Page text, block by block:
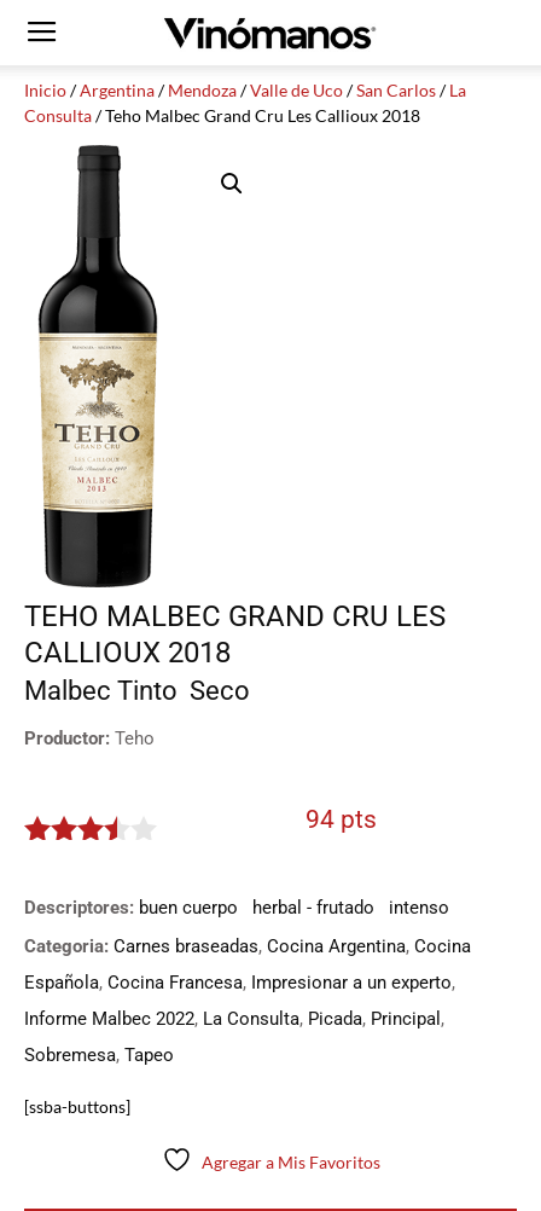
Inicio/Argentina/Mendoza/Valle de Uco/San Carlos/La
Consulta/ Teho Malbec Grand Cru Les Callioux 2018
TEHO MALBEC GRAND CRU LES
CALLIOUX 2018
Malbec Tinto Seco
Productor: Teho
94 pts
Descriptores: buen cuerpo herbal - frutado
intenso
Categoria: Carnes braseadas, Cocina Argentina, Cocina
Española, Cocina Francesa, Impresionar a un experto,
Informe Malbec 2022, La Consulta, Picada, Principal ,
Sobremesa, Tapeo
[ssba-buttons]
Agregar a Mis Favoritos